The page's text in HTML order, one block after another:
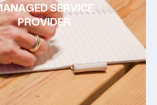
SERVICE
PROVIDER